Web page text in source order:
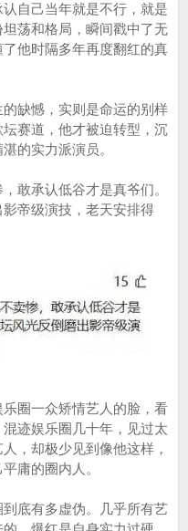
自己当年就是不行，就是
荡和格局，瞬间戳中了无
他时隔多年再度翻红的真
缺憾，实则是命运的别样
赛道，他才被迫转型，沉
的实力派演员。
敢承认低谷才是真爷们。
帝级演技，老天安排得
圈一众矫情艺人的脸，看
迹娱乐圈几十年，见过太
，却极少见到像他这样，
庸的圈内人。
底有多虚伪。几乎所有艺